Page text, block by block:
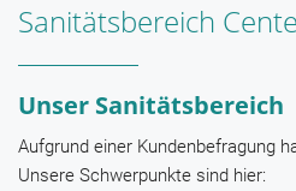
Sanitätsbereich
Unser Sanitätsbereich
Aufgrund einer Kundenbefragung
Unsere Schwerpunkte sind hier: